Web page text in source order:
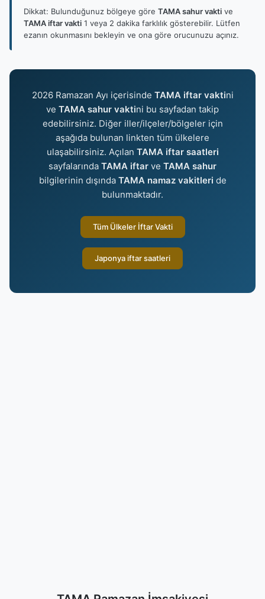
Dikkat: Bulunduğunuz bölgeye göre TAMA sahur vakti ve
TAMA iftar vakti 1 veya 2 dakika farklılık gösterebilir. Lütfen
ezanın okunmasını bekleyin ve ona göre orucunuzu açınız.
2026 Ramazan Ayı içerisinde TAMA iftar vaktini
ve TAMA sahur vaktini bu sayfadan takip
edebilirsiniz. Diğer iller/ilçeler/bölgeler için
aşağıda bulunan linkten tüm ülkelere
ulaşabilirsiniz. Açılan TAMA iftar saatleri
sayfalarında TAMA iftar ve TAMA sahur
bilgilerinin dışında TAMA namaz vakitleri de
bulunmaktadır.
Tüm Ülkeler İftar Vakti
Japonya iftar saatleri